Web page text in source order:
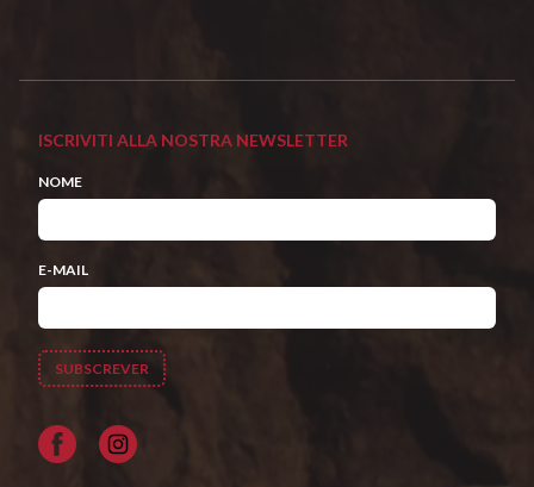
ISCRIVITI ALLA NOSTRA NEWSLETTER
NOME
E-MAIL
Facebook